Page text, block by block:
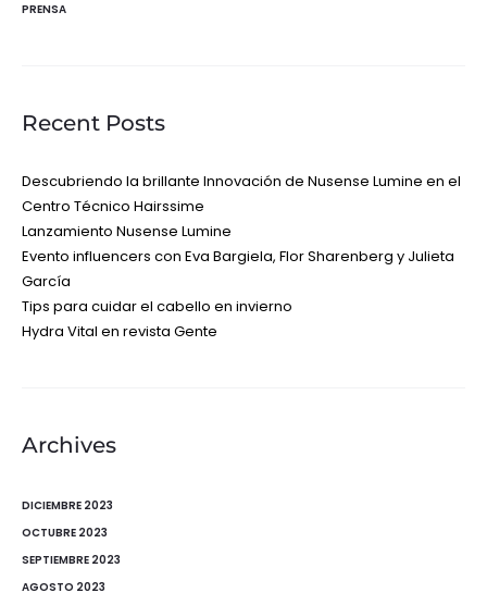
PRENSA
Recent Posts
Descubriendo la brillante Innovación de Nusense Lumine en el
Centro Técnico Hairssime
Lanzamiento Nusense Lumine
Evento influencers con Eva Bargiela, Flor Sharenberg y Julieta
García
Tips para cuidar el cabello en invierno
Hydra Vital en revista Gente
Archives
DICIEMBRE 2023
OCTUBRE 2023
SEPTIEMBRE 2023
AGOSTO 2023